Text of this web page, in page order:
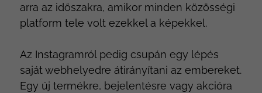
arra az időszakra, amikor minden közösségi
platform tele volt ezekkel a képekkel.
Az Instagramról pedig csupán egy lépés
saját webhelyedre átirányítani az embereket.
Egy új termékre, bejelentésre vagy akcióra